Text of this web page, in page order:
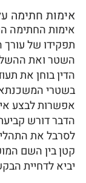
אימות חתימה
אימות החתימה
תפקידו של
השטר ואת
הדין בוחן את
בשטרי המשכנתא
אפשרות לבצע
הדבר דורש
לסרבל את
קטן בין השם
יביא לדחיית